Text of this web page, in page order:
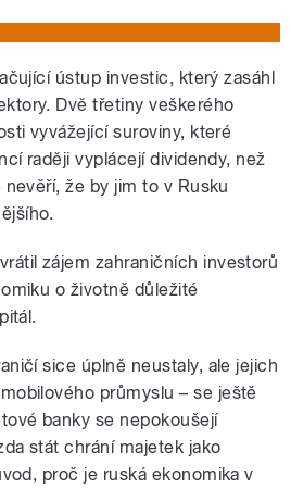
ústup investic, který zasáhl
Dvě třetiny veškerého
vyvážející suroviny, které
raději vyplácejí dividendy, než
že by jim to v Rusku
zájem zahraničních investorů
o životně důležité
sice úplně neustaly, ale jejich
průmyslu – se ještě
banky se nepokoušejí
stát chrání majetek jako
proč je ruská ekonomika v